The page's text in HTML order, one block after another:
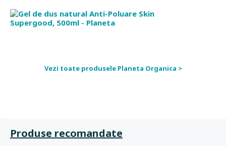
Vezi toate produsele Planeta Organica >
Produse recomandate